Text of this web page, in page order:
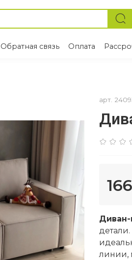
Обратная связь Оплата
арт.
детали.
линии,